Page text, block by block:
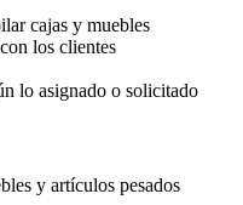
cajas y muebles
los clientes
lo asignado o solicitado
y artículos pesados